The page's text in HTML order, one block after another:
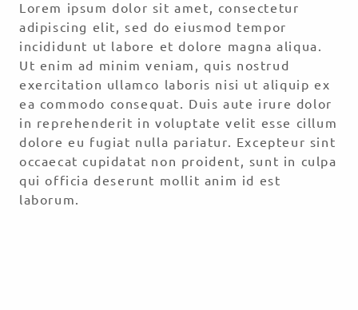
Lorem ipsum dolor sit amet, consectetur
adipiscing elit, sed do eiusmod tempor
incididunt ut labore et dolore magna aliqua.
Ut enim ad minim veniam, quis nostrud
exercitation ullamco laboris nisi ut aliquip ex
ea commodo consequat. Duis aute irure dolor
in reprehenderit in voluptate velit esse cillum
dolore eu fugiat nulla pariatur. Excepteur sint
occaecat cupidatat non proident, sunt in culpa
qui officia deserunt mollit anim id est
laborum.